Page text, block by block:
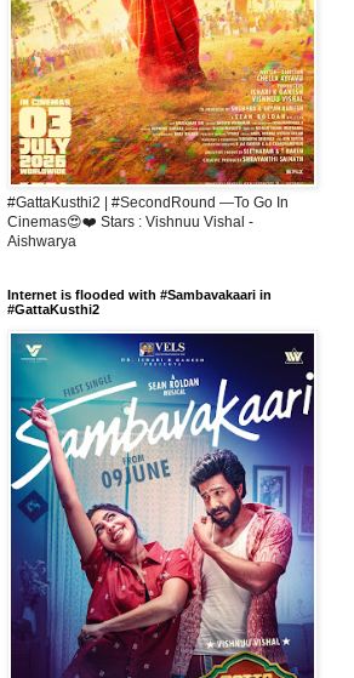
#GattaKusthi2 | #SecondRound —To Go In
Cinemas😍❤️ Stars : Vishnuu Vishal -
Aishwarya
Internet is flooded with #Sambavakaari in
#GattaKusthi2